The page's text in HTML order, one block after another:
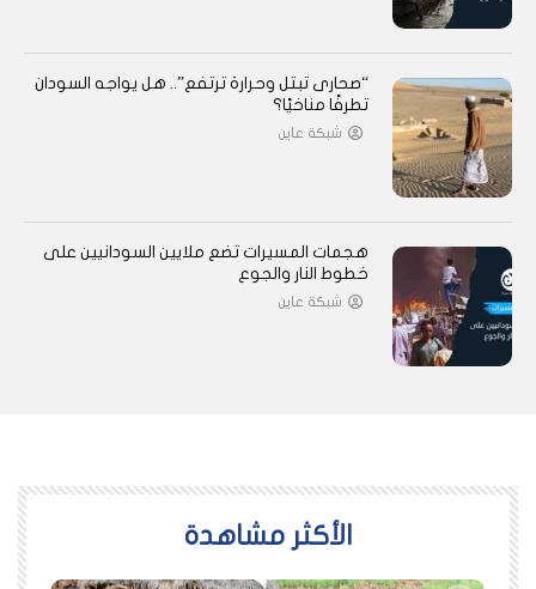
“صحارى تبتل وحرارة ترتفع”.. هل يواجه السودان
تطرفًا مناخيًا؟
شبكة عاين
هجمات المسيرات تضع ملايين السودانيين على
خطوط النار والجوع
شبكة عاين
اﻷكثر مشاهدة